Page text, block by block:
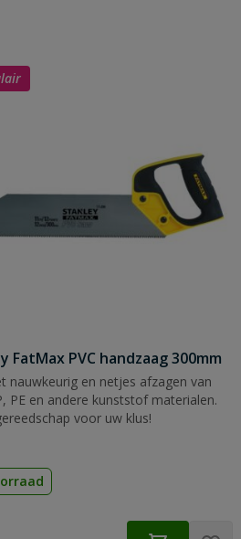
FatMax PVC handzaag 300mm
nauwkeurig en netjes afzagen van
PE en andere kunststof materialen.
voor uw klus!